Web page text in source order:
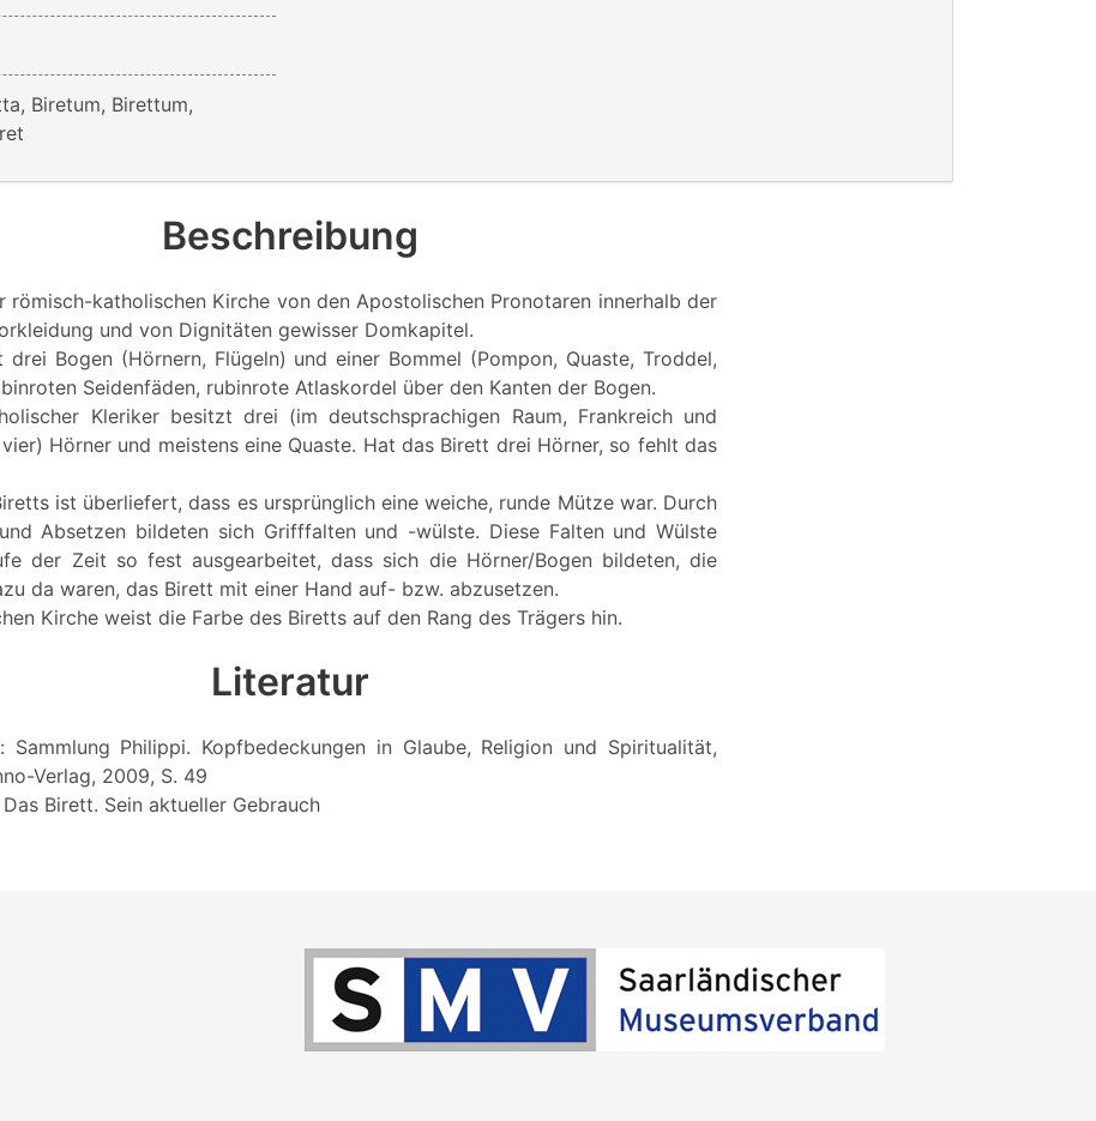
Biretum, Birettum,
Beschreibung
römisch-katholischen Kirche von den Apostolischen Pronotaren innerhalb der
und von Dignitäten gewisser Domkapitel.
drei Bogen (Hörnern, Flügeln) und einer Bommel (Pompon, Quaste, Troddel,
Seidenfäden, rubinrote Atlaskordel über den Kanten der Bogen.
Kleriker besitzt drei (im deutschsprachigen Raum, Frankreich und
Hörner und meistens eine Quaste. Hat das Birett drei Hörner, so fehlt das
ist überliefert, dass es ursprünglich eine weiche, runde Mütze war. Durch
Absetzen bildeten sich Grifffalten und -wülste. Diese Falten und Wülste
der Zeit so fest ausgearbeitet, dass sich die Hörner/Bogen bildeten, die
da waren, das Birett mit einer Hand auf- bzw. abzusetzen.
Kirche weist die Farbe des Biretts auf den Rang des Trägers hin.
Literatur
Sammlung Philippi. Kopfbedeckungen in Glaube, Religion und Spiritualität,
Verlag, 2009, S. 49
Birett. Sein aktueller Gebrauch